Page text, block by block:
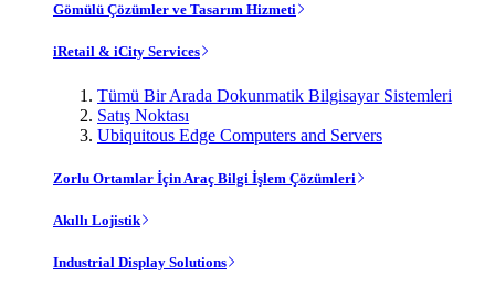
Gömülü Çözümler ve Tasarım Hizmeti
iRetail & iCity Services
Tümü Bir Arada Dokunmatik Bilgisayar Sistemleri
Satış Noktası
Ubiquitous Edge Computers and Servers
Zorlu Ortamlar İçin Araç Bilgi İşlem Çözümleri
Akıllı Lojistik
Industrial Display Solutions